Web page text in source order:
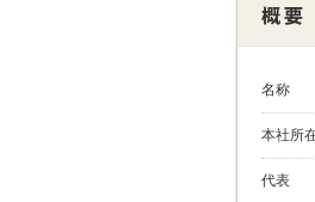
名称
本社所
代表